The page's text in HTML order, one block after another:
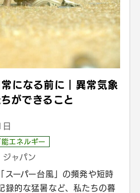
常になる前に｜異常気象
ができること
エネルギー
ジャパン
スーパー台風」の頻発や短時
録的な猛暑など、私たちの暮